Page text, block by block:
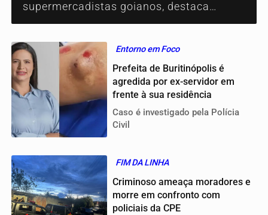
supermercadistas goianos, destaca
excelência no abastecimento e a parceria
Entorno em Foco
Prefeita de Buritinópolis é
agredida por ex-servidor em
frente à sua residência
Caso é investigado pela Polícia
Civil
FIM DA LINHA
Criminoso ameaça moradores e
morre em confronto com
policiais da CPE